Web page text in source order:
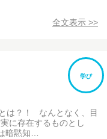
全文表示 >>
学び
は？！ なんとなく、目
に存在するものとし
暗黙知…